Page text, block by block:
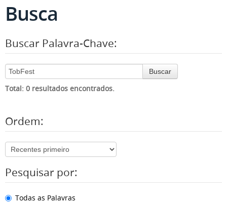
Busca
Buscar Palavra-Chave:
Buscar
Total: 0 resultados encontrados.
Ordem:
Pesquisar por:
Todas as Palavras